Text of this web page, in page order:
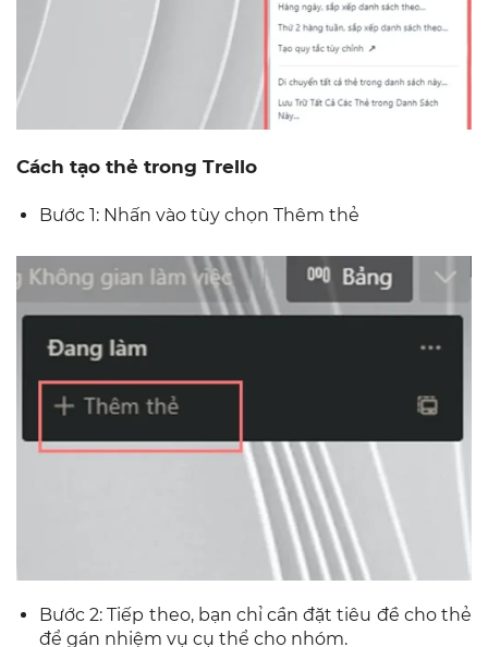
Cách tạo thẻ trong Trello
Bước 1: Nhấn vào tùy chọn Thêm thẻ
Bước 2: Tiếp theo, bạn chỉ cần đặt tiêu đề cho thẻ
để gán nhiệm vụ cụ thể cho nhóm.